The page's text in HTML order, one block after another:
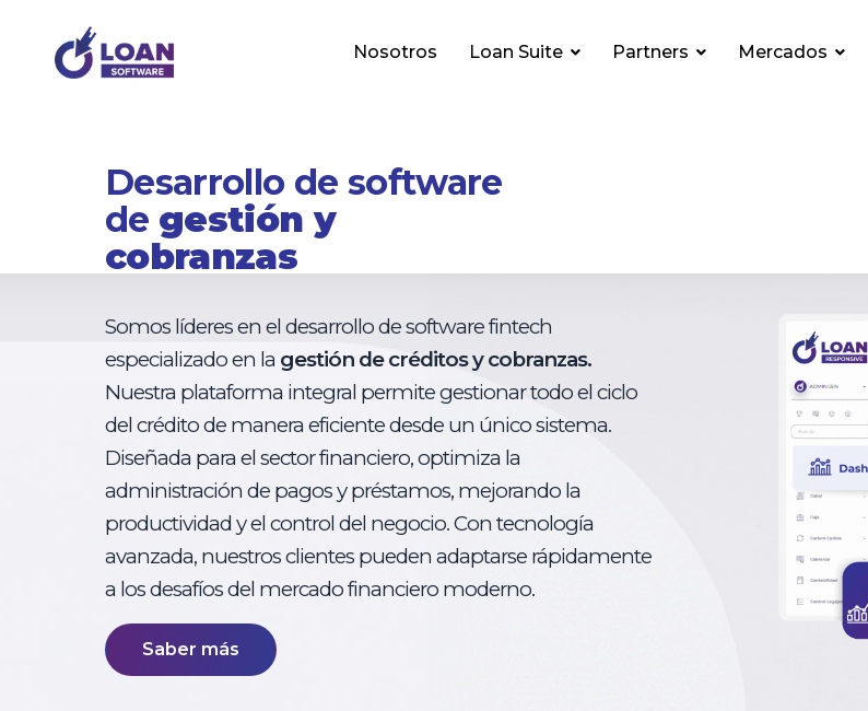
Nosotros Loan Suite Partners Mercados
Desarrollo de software
de gestión y
cobranzas
Somos líderes en el desarrollo de software fintech
especializado en la gestión de créditos y cobranzas.
Nuestra plataforma integral permite gestionar todo el ciclo
del crédito de manera eficiente desde un único sistema.
Diseñada para el sector financiero, optimiza la
administración de pagos y préstamos, mejorando la
productividad y el control del negocio. Con tecnología
avanzada, nuestros clientes pueden adaptarse rápidamente
a los desafíos del mercado financiero moderno.
Saber más